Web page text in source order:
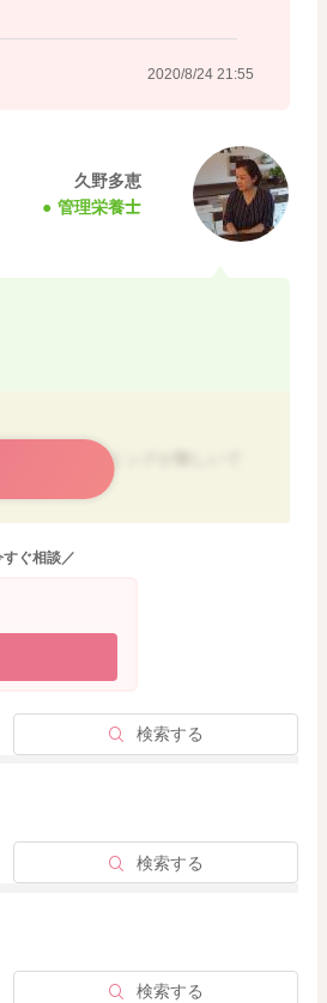
2020/8/24 21:55
久野多恵
管理栄養士
にするタイミングが難しいで
から２回食を始める場合は、
ュー中心に進めて、ミルクを
ン粥、ミルク煮、ポタージュ
たら幸いです。
は哺乳量が極端に減らない様
ぐ相談／
検索する
検索する
検索する